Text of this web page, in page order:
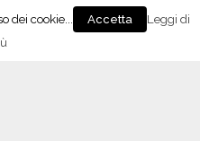
internazionale di
dei cookie...
Accetta
Leggi di